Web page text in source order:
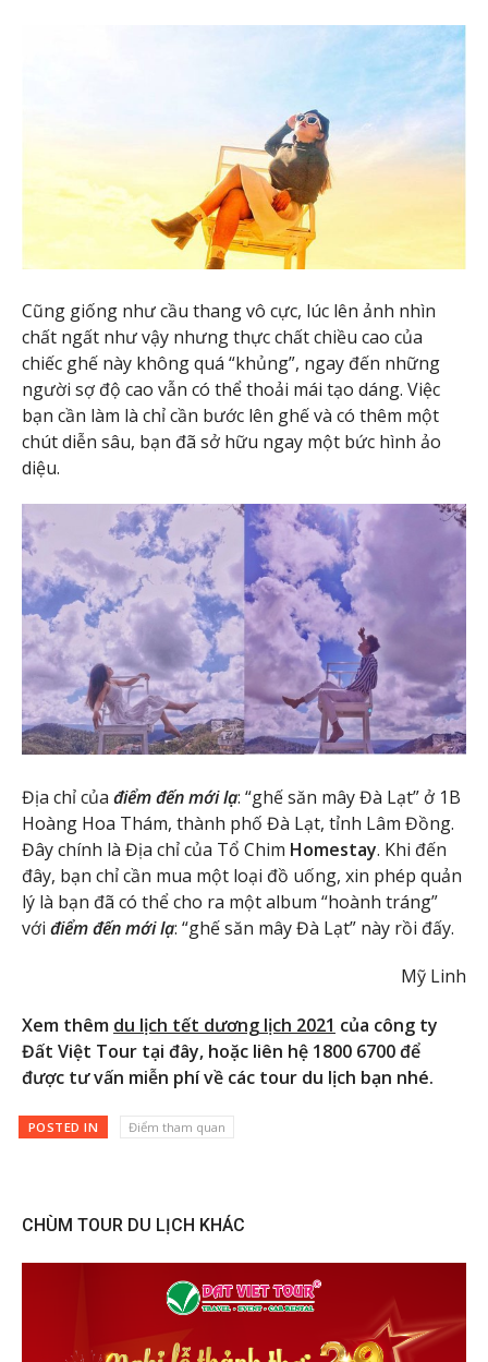
Cũng giống như cầu thang vô cực, lúc lên ảnh nhìn
chất ngất như vậy nhưng thực chất chiều cao của
chiếc ghế này không quá “khủng”, ngay đến những
người sợ độ cao vẫn có thể thoải mái tạo dáng. Việc
bạn cần làm là chỉ cần bước lên ghế và có thêm một
chút diễn sâu, bạn đã sở hữu ngay một bức hình ảo
diệu.
Địa chỉ của điểm đến mới lạ: “ghế săn mây Đà Lạt” ở 1B
Hoàng Hoa Thám, thành phố Đà Lạt, tỉnh Lâm Đồng.
Đây chính là Địa chỉ của Tổ Chim Homestay. Khi đến
đây, bạn chỉ cần mua một loại đồ uống, xin phép quản
lý là bạn đã có thể cho ra một album “hoành tráng”
với điểm đến mới lạ: “ghế săn mây Đà Lạt” này rồi đấy.
Mỹ Linh
Xem thêm du lịch tết dương lịch 2021 của công ty
Đất Việt Tour tại đây, hoặc liên hệ 1800 6700 để
được tư vấn miễn phí về các tour du lịch bạn nhé.
POSTED IN Điểm tham quan
CHÙM TOUR DU LỊCH KHÁC